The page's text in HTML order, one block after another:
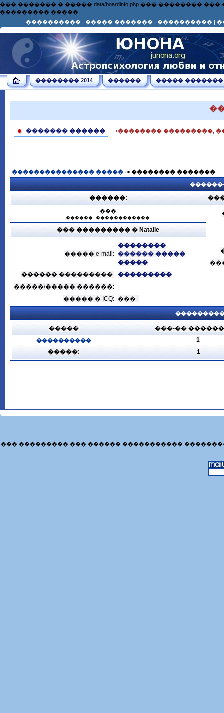
��� ������� � ����� data/boardinfo.php ���
��������� �����.
���������� | ����� ������� | ���������� |
�������� 2014 ������ ����� �������
������� ������ ‹�������� ���������,
��������������� ����� -> �������� �������
������:
���
������: ������������
��� ��������� � Natalie
����� e-mail:
��������
������ �����
�����
������ ���������: ���������
�����/����� ������:
����� � ICQ: ���
����� ���-��
����������
1
�����:
1
��� ��������� ��� ������ �����������